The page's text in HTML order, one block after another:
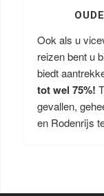
Ook als u
reizen bent u
biedt
tot wel 75%!
gevallen,
en Rodenrijs